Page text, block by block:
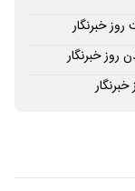
خبرنگار
روز خبرنگار